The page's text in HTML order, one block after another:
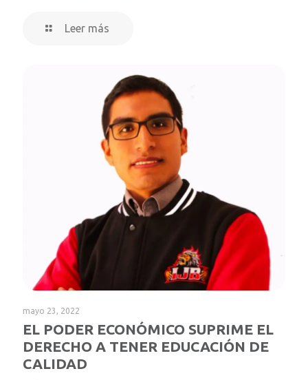
Leer más
mayo 23, 2022
EL PODER ECONÓMICO SUPRIME EL
DERECHO A TENER EDUCACIÓN DE
CALIDAD